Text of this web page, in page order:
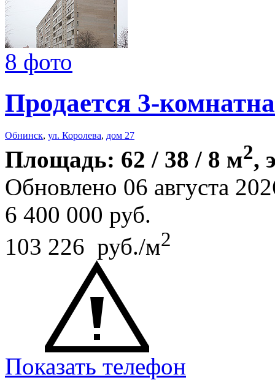
8 фото
Продается 3-
Обнинск, ул. Королева, дом 27
Площадь: 62 / 38 / 8 м2,
Обновлено 06 августа
6 400 000 руб.
103 226 руб./м2
Показать телефон